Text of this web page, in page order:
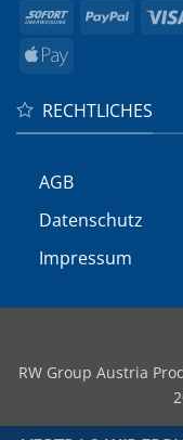
Sofort PayPal
Apple
RECHTLICHES
AGB
Datenschutz
Impressum
RW Group Austria